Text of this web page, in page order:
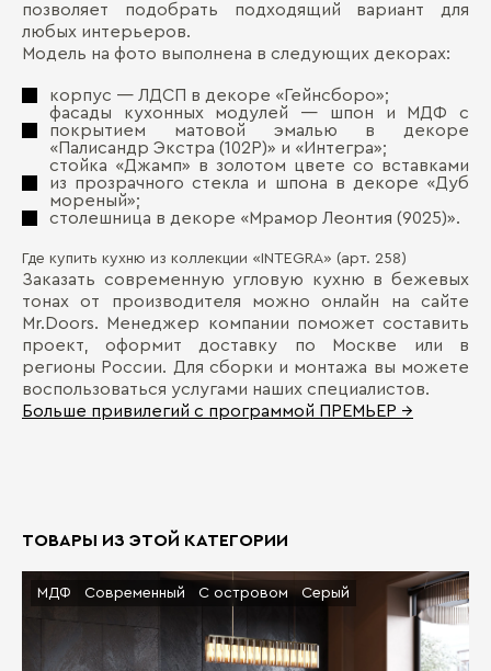
позволяет подобрать подходящий вариант для
любых интерьеров.
Модель на фото выполнена в следующих декорах:
корпус ― ЛДСП в декоре «Гейнсборо»;
фасады кухонных модулей ― шпон и МДФ с
покрытием матовой эмалью в декоре
«Палисандр Экстра (102Р)» и «Интегра»;
стойка «Джамп» в золотом цвете со вставками
из прозрачного стекла и шпона в декоре «Дуб
мореный»;
столешница в декоре «Мрамор Леонтия (9025)».
Где купить кухню из коллекции «INTEGRA» (арт. 258)
Заказать современную угловую кухню в бежевых
тонах от производителя можно онлайн на сайте
Mr.Doors. Менеджер компании поможет составить
проект, оформит доставку по Москве или в
регионы России. Для сборки и монтажа вы можете
воспользоваться услугами наших специалистов.
Больше привилегий с программой ПРЕМЬЕР →
ТОВАРЫ ИЗ ЭТОЙ КАТЕГОРИИ
МДФ Современный С островом Серый